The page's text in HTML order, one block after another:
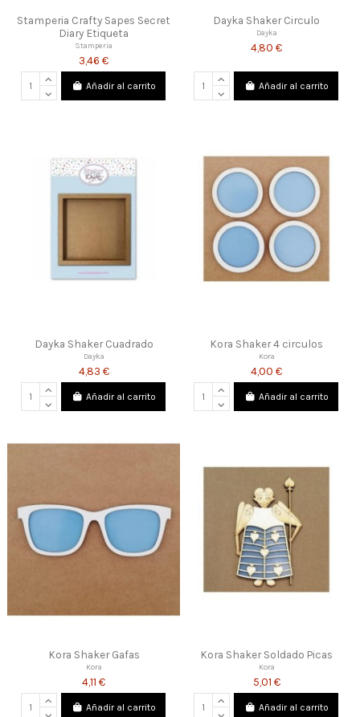
Stamperia Crafty Sapes Secret
Diary Etiqueta
Stamperia
3,46 €
Añadir al carrito
Dayka Shaker Circulo
Dayka
4,80 €
Añadir al carrito
Dayka Shaker Cuadrado
Dayka
4,83 €
Añadir al carrito
Kora Shaker 4 circulos
Kora
4,00 €
Añadir al carrito
Kora Shaker Gafas
Kora
4,11 €
Añadir al carrito
Kora Shaker Soldado Picas
Kora
5,01 €
Añadir al carrito